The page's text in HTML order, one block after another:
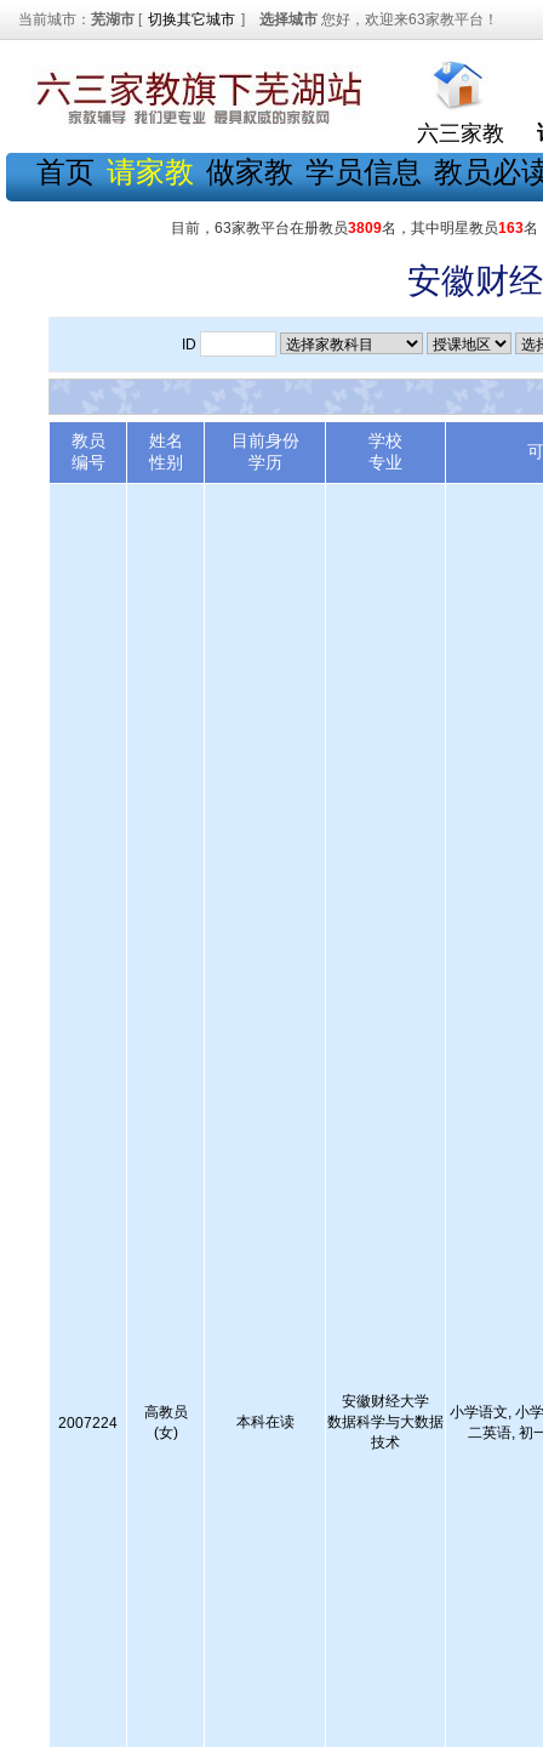
当前城市： 芜湖市 [ 切换其它城市 ] 选择城市 您好，欢迎来63家教平台！
六三家教
首页 请家教 做家教 学员信息 教员必
目前，63家教平台在册教员3809名，其中明星教员163名
安徽财
ID
教员
编号
姓名
性别
目前身份
学历
学校
专业
2007224
高教员
(女)
本科在读
安徽财经大学
数据科学与大数据
技术
小学语文, 小
二英语, 初